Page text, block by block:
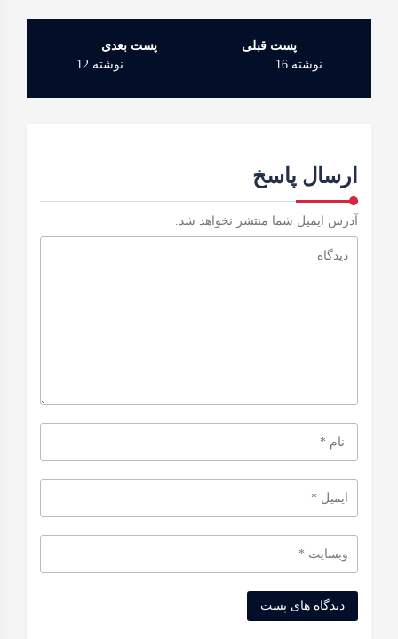
نوشتهنوشته 16 نوشته 12
ارسال پاسخ
آدرس ایمیل شما منتشر نخواهد شد.